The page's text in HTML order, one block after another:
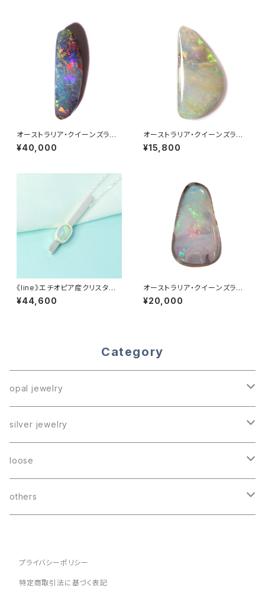
オーストラリア・クイーンズラン
ド産ボルダーオパール 0.75ct
¥40,000
オーストラリア・クイーンズラン
ド産ボルダーオパール 1.85ct
¥15,800
《line》エチオピア産クリスタル
オパール・ネックレス
¥44,600
オーストラリア・クイーンズラン
ド産ボルダーオパール 1.58ct
¥20,000
Category
opal jewelry
ring
necklace
earrings
silver jewelry
《reversed》
loose
black opal
others
others
lucky bag
プライバシーポリシー
特定商取引法に基づく表記